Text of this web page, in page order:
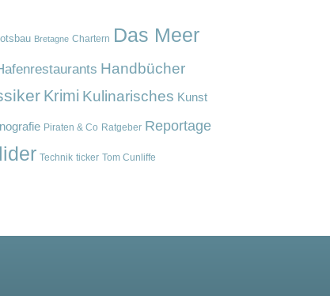
Bretagne Chartern Das Meer
Handbücher
Krimi Kulinarisches Kunst
Piraten & Co Ratgeber Reportage
Technik ticker Tom Cunliffe